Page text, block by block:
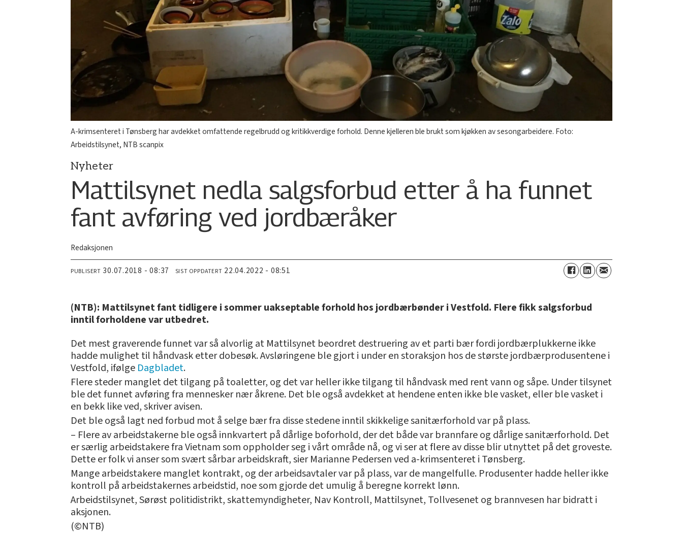
A-krimsenteret i Tønsberg har avdekket omfattende regelbrudd og kritikkverdige forhold. Denne kjelleren ble brukt som kjøkken av sesongarbeidere. Foto:
Arbeidstilsynet, NTB scanpix
Nyheter
Mattilsynet nedla salgsforbud etter å ha funnet
fant avføring ved jordbæråker
Redaksjonen
PUBLISERT 30.07.2018 - 08:37 SIST OPPDATERT 22.04.2022 - 08:51
(NTB): Mattilsynet fant tidligere i sommer uakseptable forhold hos jordbærbønder i Vestfold. Flere fikk salgsforbud
inntil forholdene var utbedret.
Det mest graverende funnet var så alvorlig at Mattilsynet beordret destruering av et parti bær fordi jordbærplukkerne ikke
hadde mulighet til håndvask etter dobesøk. Avsløringene ble gjort i under en storaksjon hos de største jordbærprodusentene i
Vestfold, ifølge Dagbladet.
Flere steder manglet det tilgang på toaletter, og det var heller ikke tilgang til håndvask med rent vann og såpe. Under tilsynet
ble det funnet avføring fra mennesker nær åkrene. Det ble også avdekket at hendene enten ikke ble vasket, eller ble vasket i
en bekk like ved, skriver avisen.
Det ble også lagt ned forbud mot å selge bær fra disse stedene inntil skikkelige sanitærforhold var på plass.
– Flere av arbeidstakerne ble også innkvartert på dårlige boforhold, der det både var brannfare og dårlige sanitærforhold. Det
er særlig arbeidstakere fra Vietnam som oppholder seg i vårt område nå, og vi ser at flere av disse blir utnyttet på det groveste.
Dette er folk vi anser som svært sårbar arbeidskraft, sier Marianne Pedersen ved a-krimsenteret i Tønsberg.
Mange arbeidstakere manglet kontrakt, og der arbeidsavtaler var på plass, var de mangelfulle. Produsenter hadde heller ikke
kontroll på arbeidstakernes arbeidstid, noe som gjorde det umulig å beregne korrekt lønn.
Arbeidstilsynet, Sørøst politidistrikt, skattemyndigheter, Nav Kontroll, Mattilsynet, Tollvesenet og brannvesen har bidratt i
aksjonen.
(©NTB)